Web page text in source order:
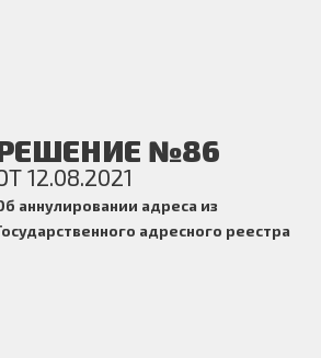
№86
12.08.2021
аннулировании адреса из
адресного реестра